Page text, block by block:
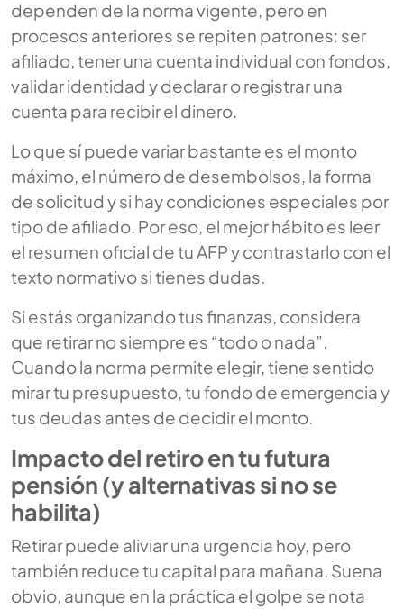
dependen de la norma vigente, pero en
procesos anteriores se repiten patrones: ser
afiliado, tener una cuenta individual con fondos,
validar identidad y declarar o registrar una
cuenta para recibir el dinero.
Lo que sí puede variar bastante es el monto
máximo, el número de desembolsos, la forma
de solicitud y si hay condiciones especiales por
tipo de afiliado. Por eso, el mejor hábito es leer
el resumen oficial de tu AFP y contrastarlo con el
texto normativo si tienes dudas.
Si estás organizando tus finanzas, considera
que retirar no siempre es “todo o nada”.
Cuando la norma permite elegir, tiene sentido
mirar tu presupuesto, tu fondo de emergencia y
tus deudas antes de decidir el monto.
Impacto del retiro en tu futura
pensión (y alternativas si no se
habilita)
Retirar puede aliviar una urgencia hoy, pero
también reduce tu capital para mañana. Suena
obvio, aunque en la práctica el golpe se nota